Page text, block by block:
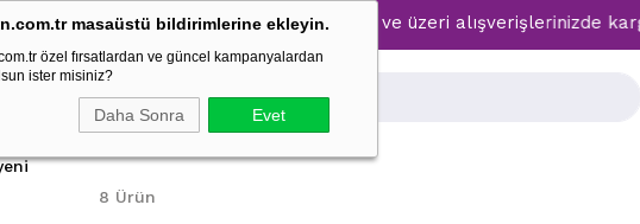
masaüstü bildirimlerine ekleyin.
özel fırsatlardan ve güncel kampanyalardan
ister misiniz?
Daha Sonra Evet
Takımlarında %30 İndirim → 1500 TL ve üzeri alışverişlerinizde
8 Ürün